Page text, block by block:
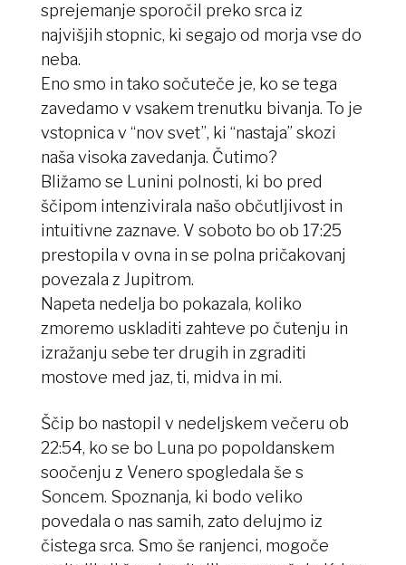
sprejemanje sporočil preko srca iz
najvišjih stopnic, ki segajo od morja vse do
neba.
Eno smo in tako sočuteče je, ko se tega
zavedamo v vsakem trenutku bivanja. To je
vstopnica v “nov svet”, ki “nastaja” skozi
naša visoka zavedanja. Čutimo?
Bližamo se Lunini polnosti, ki bo pred
ščipom intenzivirala našo občutljivost in
intuitivne zaznave. V soboto bo ob 17:25
prestopila v ovna in se polna pričakovanj
povezala z Jupitrom.
Napeta nedelja bo pokazala, koliko
zmoremo uskladiti zahteve po čutenju in
izražanju sebe ter drugih in zgraditi
mostove med jaz, ti, midva in mi.
Ščip bo nastopil v nedeljskem večeru ob
22:54, ko se bo Luna po popoldanskem
soočenju z Venero spogledala še s
Soncem. Spoznanja, ki bodo veliko
povedala o nas samih, zato delujmo iz
čistega srca. Smo še ranjenci, mogoče